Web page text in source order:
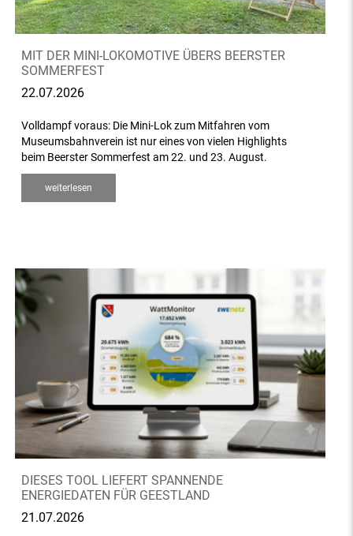
MIT DER MINI-LOKOMOTIVE ÜBERS BEERSTER
SOMMERFEST
22.07.2026
Volldampf voraus: Die Mini-Lok zum Mitfahren vom
Museumsbahnverein ist nur eines von vielen Highlights
beim Beerster Sommerfest am 22. und 23. August.
weiterlesen
DIESES TOOL LIEFERT SPANNENDE
ENERGIEDATEN FÜR GEESTLAND
21.07.2026